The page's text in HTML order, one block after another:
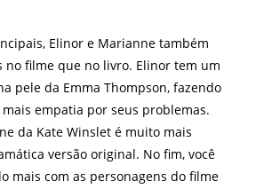
Elinor e Marianne também
no filme que no livro. Elinor tem um
pele da Emma Thompson, fazendo
empatia por seus problemas.
da Kate Winslet é muito mais
versão original. No fim, você
mais com as personagens do filme